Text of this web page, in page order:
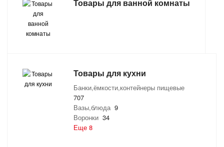
Товары для ванной комнаты
Товары для кухни
Банки,ёмкости,контейнеры пищевые
707
Вазы,блюда 9
Воронки 34
Еще 8